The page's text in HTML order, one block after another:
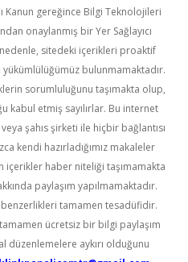
Kanun gereğince Bilgi Teknolojileri
onaylanmış bir Yer Sağlayıcı
sitedeki içerikleri proaktif
bulunmamaktadır.
sorumluluğunu taşımakta olup,
kabul etmiş sayılırlar. Bu internet
şahıs şirketi ile hiçbir bağlantısı
kendi hazırladığımız makaleler
içerikler haber niteliği taşımamakta
paylaşım yapılmamaktadır.
tamamen tesadüfidir.
ücretsiz bir bilgi paylaşım
düzenlemelere aykırı olduğunu